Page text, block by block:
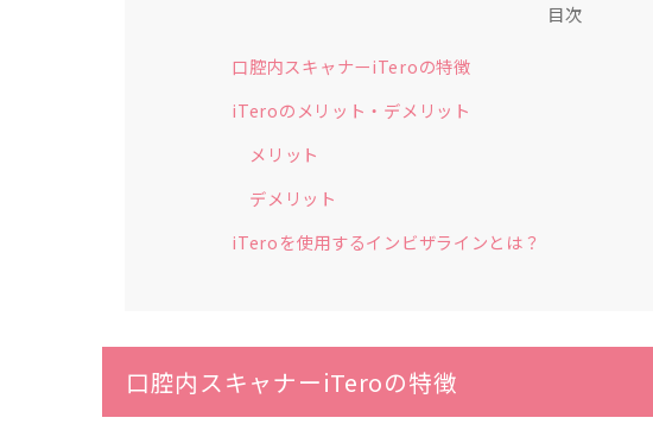
目次
口腔内スキャナーiTeroの特徴
iTeroのメリット・デメリット
メリット
デメリット
iTeroを使用するインビザラインとは？
口腔内スキャナーiTeroの特徴